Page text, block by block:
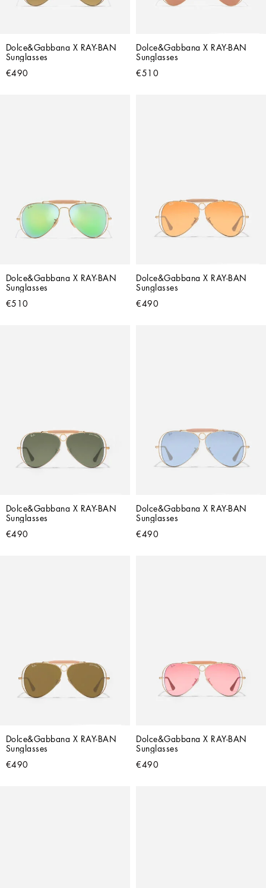
Dolce&Gabbana X RAY-BAN
Sunglasses
€490
Dolce&Gabbana X RAY-BAN
Sunglasses
€510
Dolce&Gabbana X RAY-BAN
Sunglasses
€510
Dolce&Gabbana X RAY-BAN
Sunglasses
€490
Dolce&Gabbana X RAY-BAN
Sunglasses
€490
Dolce&Gabbana X RAY-BAN
Sunglasses
€490
Dolce&Gabbana X RAY-BAN
Sunglasses
€490
Dolce&Gabbana X RAY-BAN
Sunglasses
€490